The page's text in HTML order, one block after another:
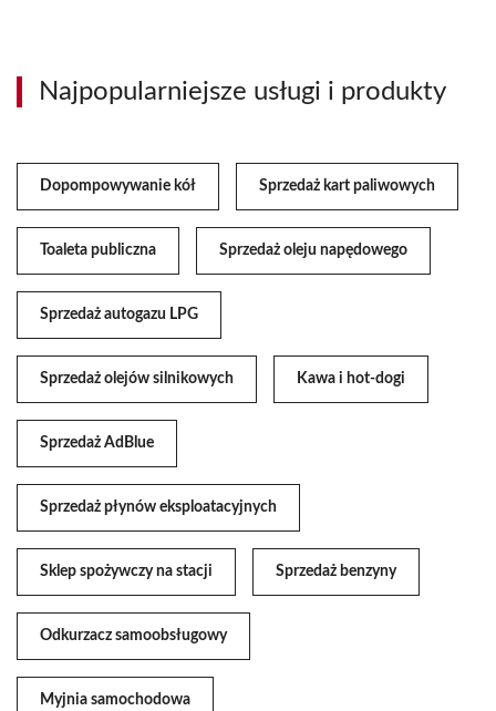
Najpopularniejsze usługi i produkty
Dopompowywanie kół Sprzedaż kart paliwowych
Toaleta publiczna Sprzedaż oleju napędowego
Sprzedaż autogazu LPG
Sprzedaż olejów silnikowych Kawa i hot-dogi
Sprzedaż AdBlue
Sprzedaż płynów eksploatacyjnych
Sklep spożywczy na stacji Sprzedaż benzyny
Odkurzacz samoobsługowy
Myjnia samochodowa